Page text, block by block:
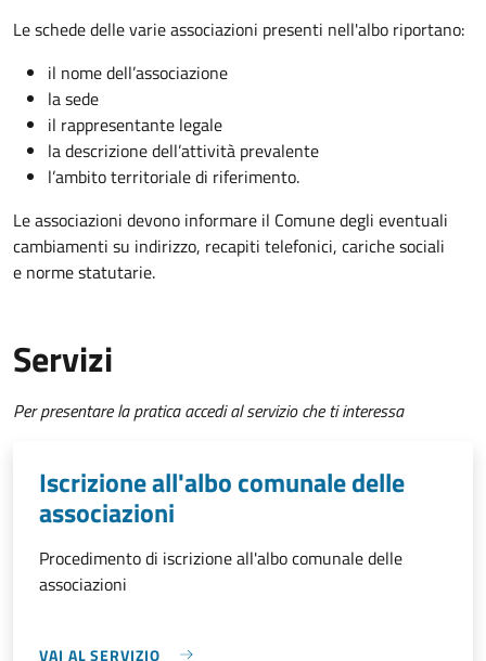
Le schede delle varie associazioni presenti nell'albo riportano:
il nome dell’associazione
la sede
il rappresentante legale
la descrizione dell’attività prevalente
l’ambito territoriale di riferimento.
Le associazioni devono informare il Comune degli eventuali
cambiamenti su indirizzo, recapiti telefonici, cariche sociali
e norme statutarie.
Servizi
Per presentare la pratica accedi al servizio che ti interessa
Iscrizione all'albo comunale delle
associazioni
Procedimento di iscrizione all'albo comunale delle
associazioni
VAI AL SERVIZIO